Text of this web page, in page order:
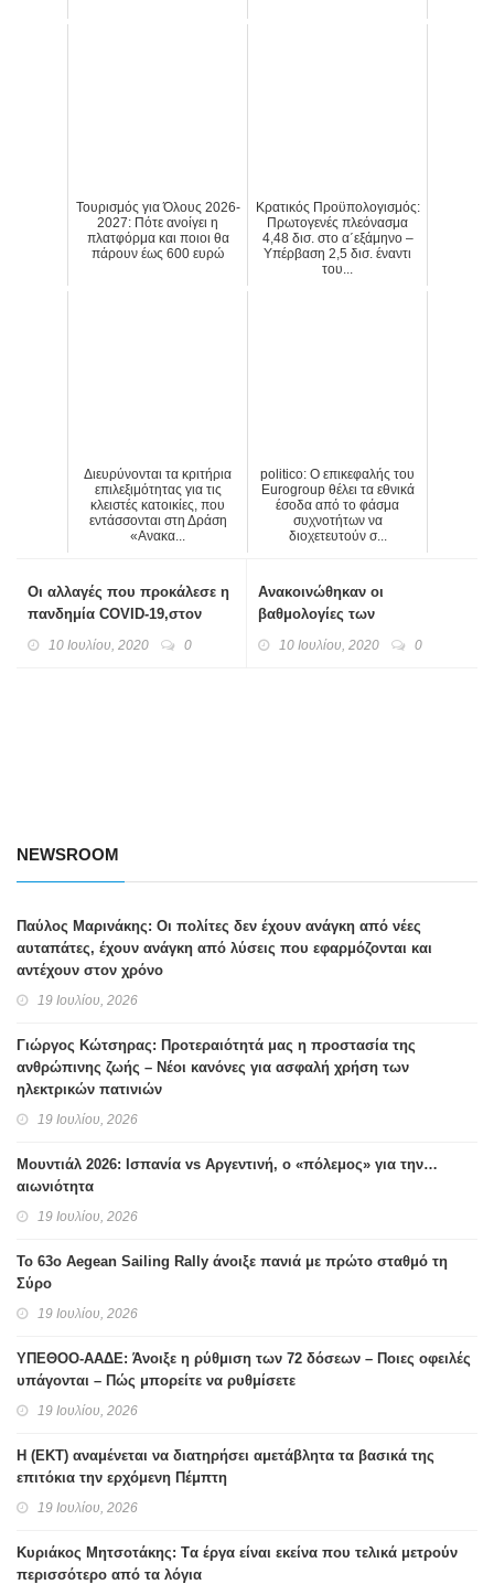
Τουρισμός για Όλους 2026-
2027: Πότε ανοίγει η
πλατφόρμα και ποιοι θα
πάρουν έως 600 ευρώ
Κρατικός Προϋπολογισμός:
Πρωτογενές πλεόνασμα
4,48 δισ. στο α΄εξάμηνο –
Υπέρβαση 2,5 δισ. έναντι
του...
Διευρύνονται τα κριτήρια
επιλεξιμότητας για τις
κλειστές κατοικίες, που
εντάσσονται στη Δράση
«Ανακα...
politico: Ο επικεφαλής του
Eurogroup θέλει τα εθνικά
έσοδα από το φάσμα
συχνοτήτων να
διοχετευτούν σ...
Οι αλλαγές που προκάλεσε η
πανδημία COVID-19,στον
τομέα της εργασίας
10 Ιουλίου, 2020 0
Ανακοινώθηκαν οι
βαθμολογίες των
πανελλαδικών εξετάσεων
10 Ιουλίου, 2020 0
NEWSROOM
Παύλος Μαρινάκης: Οι πολίτες δεν έχουν ανάγκη από νέες
αυταπάτες, έχουν ανάγκη από λύσεις που εφαρμόζονται και
αντέχουν στον χρόνο
19 Ιουλίου, 2026
Γιώργος Κώτσηρας: Προτεραιότητά μας η προστασία της
ανθρώπινης ζωής – Νέοι κανόνες για ασφαλή χρήση των
ηλεκτρικών πατινιών
19 Ιουλίου, 2026
Μουντιάλ 2026: Ισπανία vs Αργεντινή, ο «πόλεμος» για την…
αιωνιότητα
19 Ιουλίου, 2026
Το 63ο Aegean Sailing Rally άνοιξε πανιά με πρώτο σταθμό τη
Σύρο
19 Ιουλίου, 2026
ΥΠΕΘΟΟ-ΑΑΔΕ: Άνοιξε η ρύθμιση των 72 δόσεων – Ποιες οφειλές
υπάγονται – Πώς μπορείτε να ρυθμίσετε
19 Ιουλίου, 2026
H (ΕΚΤ) αναμένεται να διατηρήσει αμετάβλητα τα βασικά της
επιτόκια την ερχόμενη Πέμπτη
19 Ιουλίου, 2026
Κυριάκος Μητσοτάκης: Tα έργα είναι εκείνα που τελικά μετρούν
περισσότερο από τα λόγια